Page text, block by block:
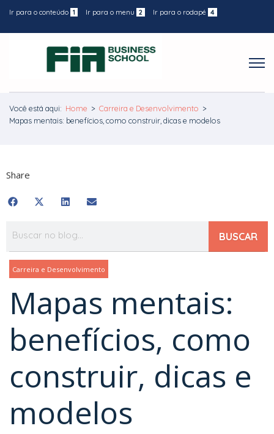
Ir para o conteúdo 1 Ir para o menu 2 Ir para o rodapé 4
Você está aqui: Home > Carreira e Desenvolvimento >
Mapas mentais: benefícios, como construir, dicas e modelos
Share
BUSCAR
Carreira e Desenvolvimento
Mapas mentais:
benefícios, como
construir, dicas e
modelos